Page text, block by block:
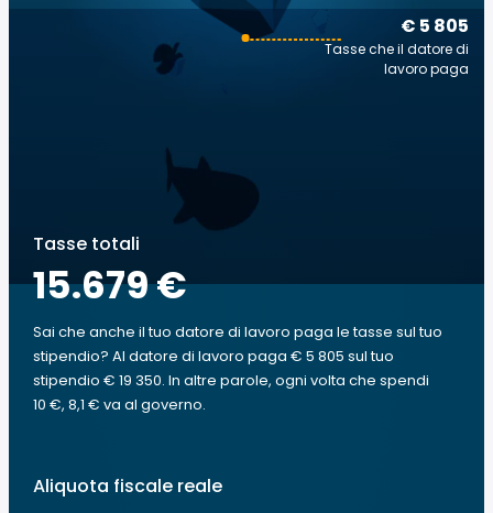
€ 5 805
Tasse che il datore di
lavoro paga
Tasse totali
15.679 €
Sai che anche il tuo datore di lavoro paga le tasse sul tuo
stipendio? Al datore di lavoro paga € 5 805 sul tuo
stipendio € 19 350. In altre parole, ogni volta che spendi
10 €, 8,1 € va al governo.
Aliquota fiscale reale